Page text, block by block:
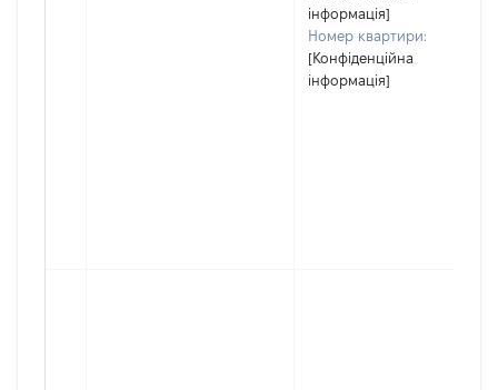
інформація]
Номер квартири:
[Конфіденційна
інформація]